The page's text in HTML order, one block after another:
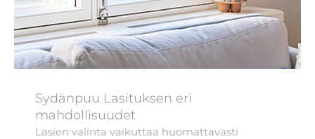
Sydänpuu Lasituksen eri
mahdollisuudet
Lasien valinta vaikuttaa huomattavasti